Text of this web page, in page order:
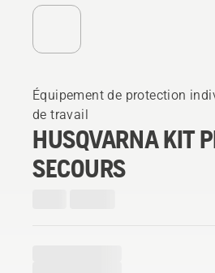
Équipement de protection
de travail
HUSQVARNA KIT
SECOURS